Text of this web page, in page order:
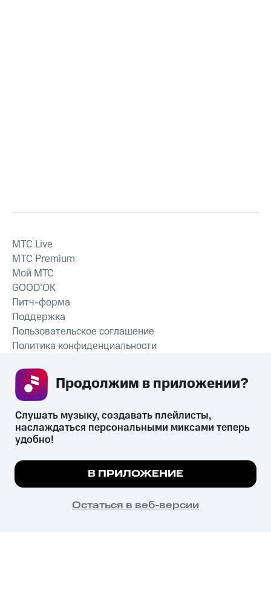
СКАЧАТЬ ПРИЛОЖЕНИЕ
MTС Live
MTС Premium
Мой МТС
GOOD’OK
Питч-форма
Поддержка
Пользовательское соглашение
Политика конфиденциальности
психотропных веществ, их аналогов причиняет вред здоровью,
их незаконный оборот запрещён и влечёт установленную
законодательством ответственность.
© 2026 ООО «КИОН».
Все права защищены
Мы используем куки, чтобы на сайте все
Подробнее
ПОНЯТНО
Слушать музыку, создавать плейлисты,
наслаждаться персональными миксами теперь
удобно!
В ПРИЛОЖЕНИЕ
Остаться в веб-версии